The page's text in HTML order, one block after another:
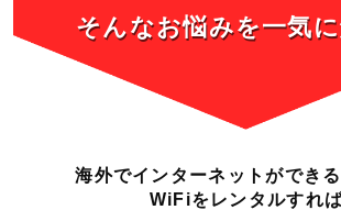
そんなお悩みを一気に
海外でインターネットができる
WiFiをレンタルすれ